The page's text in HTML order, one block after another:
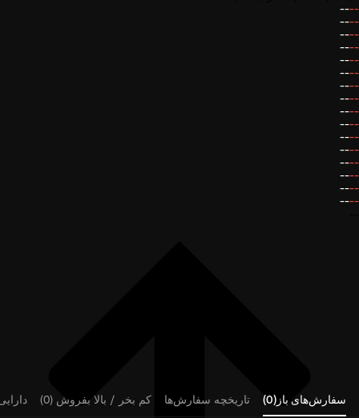
--
--
--
--
--
--
--
--
--
--
--
--
--
--
--
--
--
--
--
--
--
--
--
--
--
--
--
--
--
--
--
--
سفارش‌های باز(0) تاریخچه سفارش‌ها کم بخر / بالا بفروش (0)